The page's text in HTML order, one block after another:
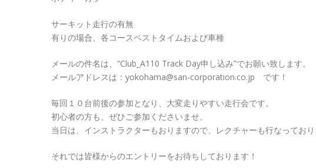
サーキット走行の有無
有りの場合、各コースベストタイムおよび車種
メールの件名は、”Club_A110 Track Day申し込み”でお願い致します。
メールアドレスは：yokohama@san-corporation.co.jp です！
毎回１０台前後の参加となり、大変走りやすい走行会です。
初心者の方も、ぜひご参加くださいませ。
当日は、インストラクターもおりますので、レクチャーも行なっており
それでは皆様からのエントリーをお待ちしております！